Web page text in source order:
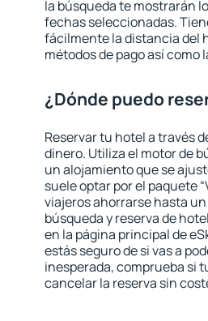
la búsqueda te mostrarán
fechas seleccionadas.
fácilmente la distancia del
métodos de pago así
¿Dónde puedo
Reservar tu hotel a través
dinero. Utiliza el motor de
un alojamiento que se
suele optar por el paquete
viajeros ahorrarse hasta
búsqueda y reserva de
en la página principal de
estás seguro de si vas a
inesperada, comprueba si
cancelar la reserva sin